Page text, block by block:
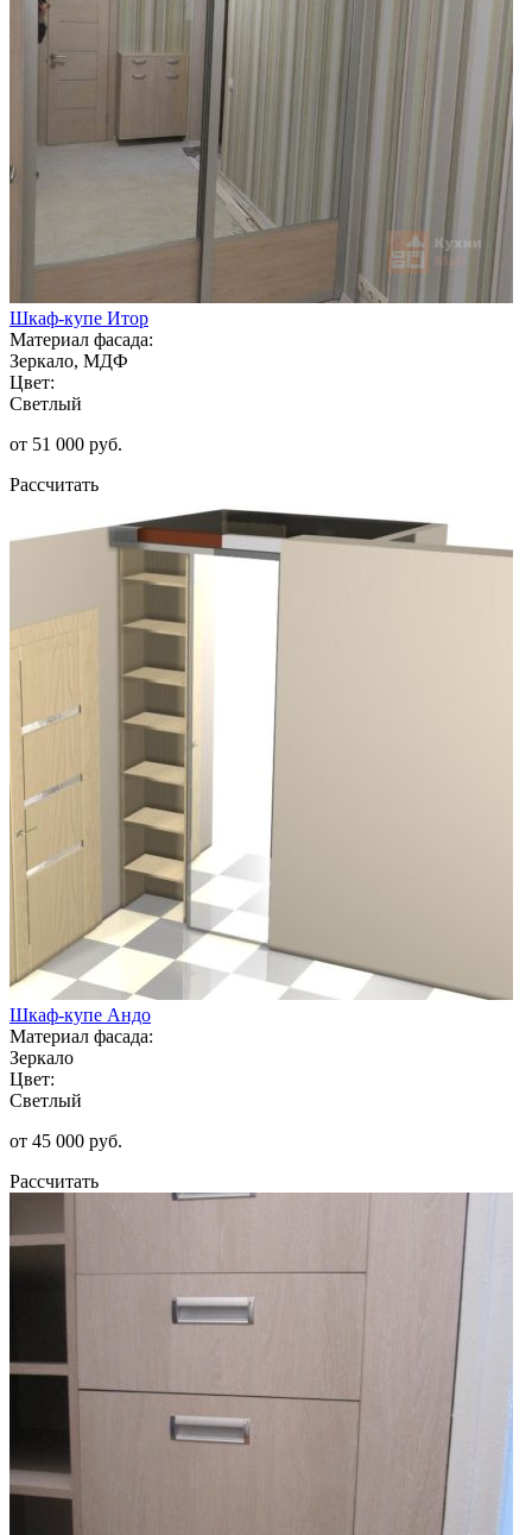
Шкаф-купе Итор
Материал фасада:
Зеркало, МДФ
Цвет:
Светлый
от 51 000 руб.
Рассчитать
Шкаф-купе Андо
Материал фасада:
Зеркало
Цвет:
Светлый
от 45 000 руб.
Рассчитать